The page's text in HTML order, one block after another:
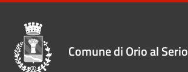
Comune di Orio al Serio